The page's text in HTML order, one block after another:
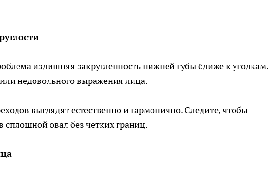
излишняя закругленность нижней губы ближе к уголкам.
недовольного выражения лица.
выглядят естественно и гармонично. Следите, чтобы
сплошной овал без четких границ.